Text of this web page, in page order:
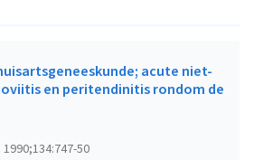
acute niet-
en peritendinitis rondom de
50